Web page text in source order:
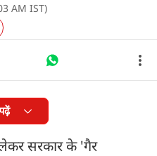
AM IST)
सरकार के 'गैर